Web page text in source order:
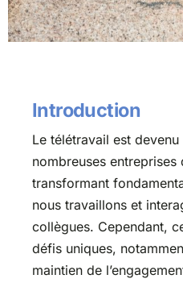
Introduction
Le télétravail est
nombreuses entreprises
transformant
nous travaillons et
collègues. Cependant,
défis uniques,
maintien de